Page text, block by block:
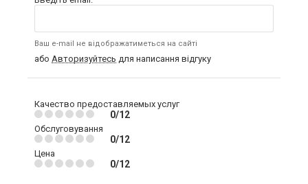
Ваш e-mail не відображатиметься на сайті
або Авторизуйтесь для написання відгуку
Качество предоставляемых услуг
0/12
Обслуговування
0/12
Цена
0/12